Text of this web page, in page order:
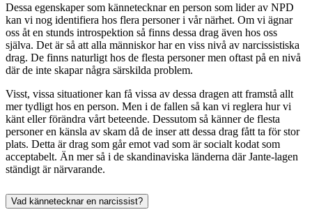
Dessa egenskaper som kännetecknar en person som lider av NPD
kan vi nog identifiera hos flera personer i vår närhet. Om vi ägnar
oss åt en stunds introspektion så finns dessa drag även hos oss
själva. Det är så att alla människor har en viss nivå av narcissistiska
drag. De finns naturligt hos de flesta personer men oftast på en nivå
där de inte skapar några särskilda problem.
Visst, vissa situationer kan få vissa av dessa dragen att framstå allt
mer tydligt hos en person. Men i de fallen så kan vi reglera hur vi
känt eller förändra vårt beteende. Dessutom så känner de flesta
personer en känsla av skam då de inser att dessa drag fått ta för stor
plats. Detta är drag som går emot vad som är socialt kodat som
acceptabelt. Än mer så i de skandinaviska länderna där Jante-lagen
ständigt är närvarande.
Vad kännetecknar en narcissist?